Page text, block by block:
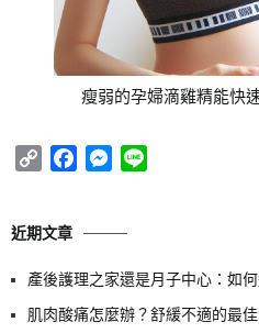
瘦弱的孕婦滴雞精能快
Copy
FacebookMessenger
近期文章
產後護理之家還是月子中心：如
肌肉酸痛怎麼辦？舒緩不適的最